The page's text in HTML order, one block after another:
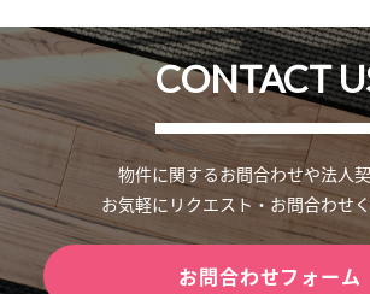
CONTACT
物件に関するお問合わせや法人契
お気軽にリクエスト・お問合わせく
お問合わせフォーム